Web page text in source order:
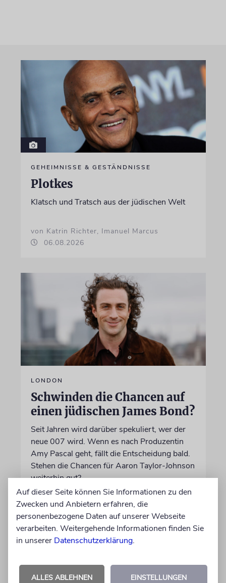
GEHEIMNISSE & GESTÄNDNISSE
Plotkes
Klatsch und Tratsch aus der jüdischen Welt
von Katrin Richter, Imanuel Marcus
06.08.2026
LONDON
Schwinden die Chancen auf
einen jüdischen James Bond?
Seit Jahren wird darüber spekuliert, wer der
neue 007 wird. Wenn es nach Produzentin
Amy Pascal geht, fällt die Entscheidung bald.
Stehen die Chancen für Aaron Taylor-Johnson
weiterhin gut?
06.08.2026
Auf dieser Seite können Sie Informationen zu den
Zwecken und Anbietern erfahren, die
personenbezogene Daten auf unserer Webseite
verarbeiten. Weitergehende Informationen finden Sie
in unserer Datenschutzerklärung.
ALLES ABLEHNEN EINSTELLUNGEN